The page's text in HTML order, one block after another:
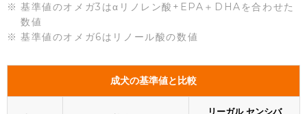
基準値のオメガ3はαリノレン酸+EPA＋DHAを合わせた
数値
基準値のオメガ6はリノール酸の数値
成犬の基準値と比較
リーガル センシバ